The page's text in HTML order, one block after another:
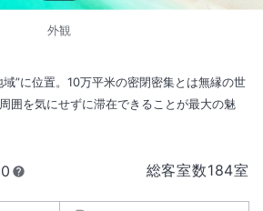
外観
”に位置。10万平米の密閉密集とは無縁の世
囲を気にせずに滞在できることが最大の魅
総客室数184室
クアウト